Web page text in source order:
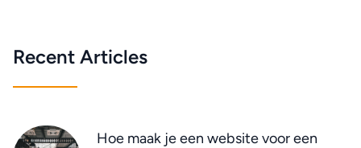
Recent Articles
Hoe maak je een website voor een